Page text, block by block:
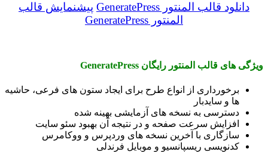
دانلود قالب المنتور GeneratePress
پیشنمایش قالب
المنتور GeneratePress
ویژگی های قالب المنتور رایگان GeneratePress
برخورداری از انواع طرح برای ایجاد ستون های فرعی، حاشیه
ها و سایدبار
دسترسی به نسخه های آزمایشی بهینه شده
افزایش سرعت صفحه و در نتیجه آن بهبود سئو سایت
سازگاری با آخرین نسخه های وردپرس و ووکامرس
کدنویسی ریسپانسیو و موبایل فرندلی